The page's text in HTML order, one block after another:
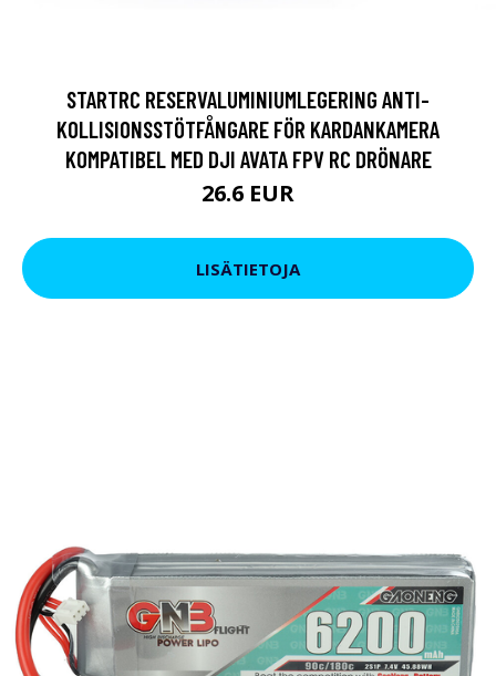
STARTRC RESERVALUMINIUMLEGERING ANTI-
KOLLISIONSSTÖTFÅNGARE FÖR KARDANKAMERA
KOMPATIBEL MED DJI AVATA FPV RC DRÖNARE
26.6 EUR
LISÄTIETOJA